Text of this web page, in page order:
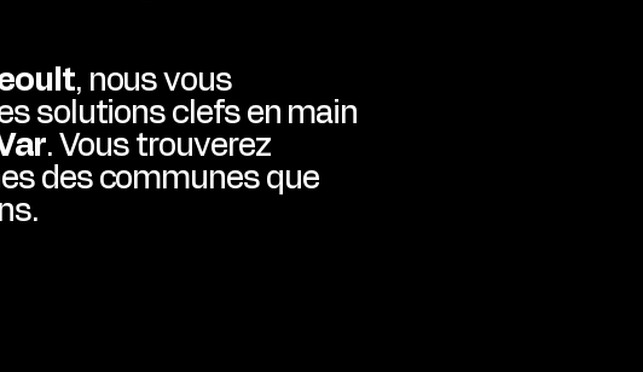
, nous vous
solutions clefs en main
. Vous trouverez
des communes que